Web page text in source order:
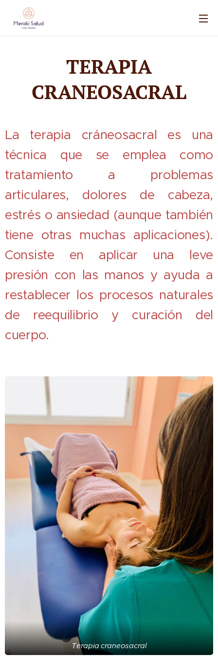
TERAPIA
CRANEOSACRAL
La terapia cráneosacral es una
técnica que se emplea como
tratamiento a problemas
articulares, dolores de cabeza,
estrés o ansiedad (aunque también
tiene otras muchas aplicaciones).
Consiste en aplicar una leve
presión con las manos y ayuda a
restablecer los procesos naturales
de reequilibrio y curación del
cuerpo.
Terapia craneosacral